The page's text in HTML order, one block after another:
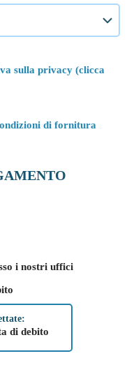
sulla privacy (clicca
di fornitura
i nostri uffici